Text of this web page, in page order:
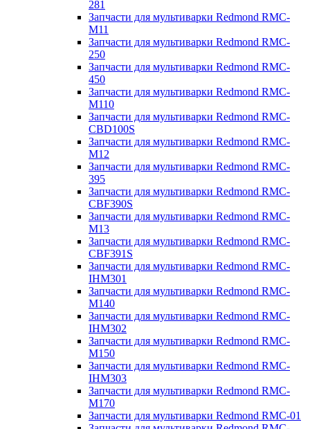
281
Запчасти для мультиварки Redmond RMC-
M11
Запчасти для мультиварки Redmond RMC-
250
Запчасти для мультиварки Redmond RMC-
450
Запчасти для мультиварки Redmond RMC-
M110
Запчасти для мультиварки Redmond RMC-
CBD100S
Запчасти для мультиварки Redmond RMC-
M12
Запчасти для мультиварки Redmond RMC-
395
Запчасти для мультиварки Redmond RMC-
CBF390S
Запчасти для мультиварки Redmond RMC-
M13
Запчасти для мультиварки Redmond RMC-
CBF391S
Запчасти для мультиварки Redmond RMC-
IHM301
Запчасти для мультиварки Redmond RMC-
M140
Запчасти для мультиварки Redmond RMC-
IHM302
Запчасти для мультиварки Redmond RMC-
M150
Запчасти для мультиварки Redmond RMC-
IHM303
Запчасти для мультиварки Redmond RMC-
M170
Запчасти для мультиварки Redmond RMC-01